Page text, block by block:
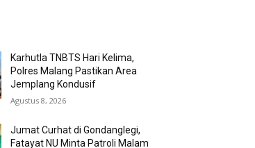
Karhutla TNBTS Hari Kelima,
Polres Malang Pastikan Area
Jemplang Kondusif
Agustus 8, 2026
Jumat Curhat di Gondanglegi,
Fatayat NU Minta Patroli Malam